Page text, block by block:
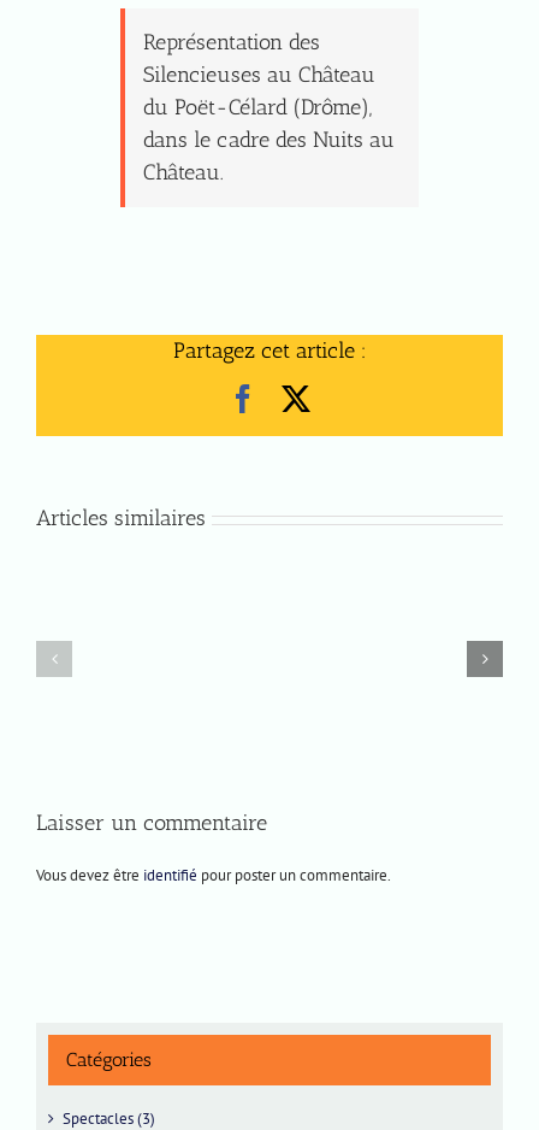
Représentation des
Silencieuses au Château
du Poët-Célard (Drôme),
dans le cadre des Nuits au
Château.
Partagez cet article :
Facebook
Articles similaires
Laisser un commentaire
Vous devez être identifié pour poster un commentaire.
Catégories
Spectacles (3)